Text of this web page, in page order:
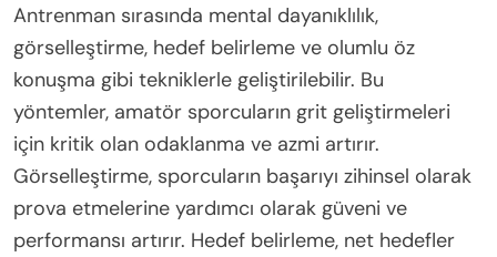
Antrenman sırasında mental dayanıklılık,
görselleştirme, hedef belirleme ve olumlu öz
konuşma gibi tekniklerle geliştirilebilir. Bu
yöntemler, amatör sporcuların grit geliştirmeleri
için kritik olan odaklanma ve azmi artırır.
Görselleştirme, sporcuların başarıyı zihinsel olarak
prova etmelerine yardımcı olarak güveni ve
performansı artırır. Hedef belirleme, net hedefler